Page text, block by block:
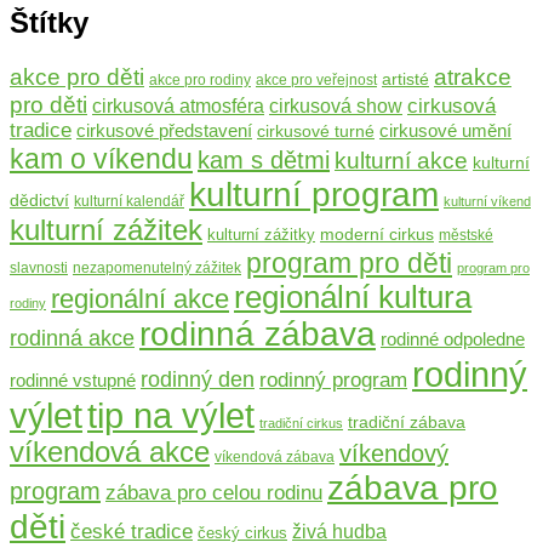
Štítky
akce pro děti akce pro rodiny akce pro veřejnost artisté atrakce
pro děti cirkusová atmosféra cirkusová show cirkusová
tradice cirkusové představení cirkusové turné cirkusové umění
kam o víkendu kam s dětmi kulturní akce kulturní
dědictví kulturní kalendář kulturní program kulturní víkend
kulturní zážitek kulturní zážitky moderní cirkus městské
slavnosti nezapomenutelný zážitek program pro děti program pro
rodiny regionální akce regionální kultura
rodinná akce rodinná zábava rodinné odpoledne
rodinné vstupné rodinný den rodinný program rodinný
výlettip na výlet tradiční cirkus tradiční zábava
víkendová akce víkendová zábava víkendový
program zábava pro celou rodinu zábava pro
děti české tradice český cirkus živá hudba